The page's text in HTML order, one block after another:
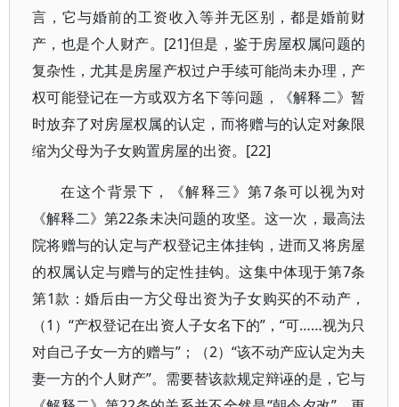
言，它与婚前的工资收入等并无区别，都是婚前财
产，也是个人财产。[21]但是，鉴于房屋权属问题的
复杂性，尤其是房屋产权过户手续可能尚未办理，产
权可能登记在一方或双方名下等问题，《解释二》暂
时放弃了对房屋权属的认定，而将赠与的认定对象限
缩为父母为子女购置房屋的出资。[22]
在这个背景下，《解释三》第7条可以视为对
《解释二》第22条未决问题的攻坚。这一次，最高法
院将赠与的认定与产权登记主体挂钩，进而又将房屋
的权属认定与赠与的定性挂钩。这集中体现于第7条
第1款：婚后由一方父母出资为子女购买的不动产，
（1）“产权登记在出资人子女名下的”，“可……视为只
对自己子女一方的赠与”；（2）“该不动产应认定为夫
妻一方的个人财产”。需要替该款规定辩诬的是，它与